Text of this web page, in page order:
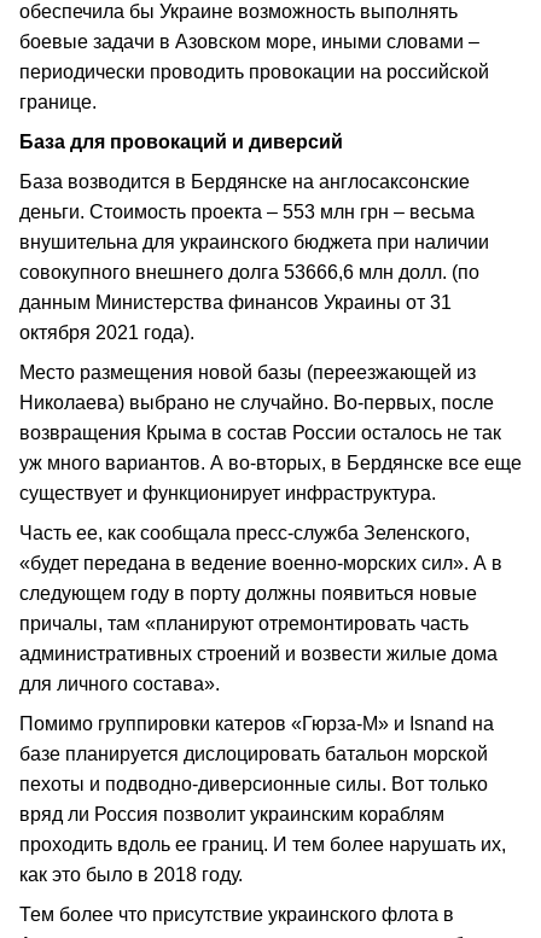
обеспечила бы Украине возможность выполнять
боевые задачи в Азовском море, иными словами –
периодически проводить провокации на российской
границе.
База для провокаций и диверсий
База возводится в Бердянске на англосаксонские
деньги. Стоимость проекта – 553 млн грн – весьма
внушительна для украинского бюджета при наличии
совокупного внешнего долга 53666,6 млн долл. (по
данным Министерства финансов Украины от 31
октября 2021 года).
Место размещения новой базы (переезжающей из
Николаева) выбрано не случайно. Во-первых, после
возвращения Крыма в состав России осталось не так
уж много вариантов. А во-вторых, в Бердянске все еще
существует и функционирует инфраструктура.
Часть ее, как сообщала пресс-служба Зеленского,
«будет передана в ведение военно-морских сил». А в
следующем году в порту должны появиться новые
причалы, там «планируют отремонтировать часть
административных строений и возвести жилые дома
для личного состава».
Помимо группировки катеров «Гюрза-М» и Isnand на
базе планируется дислоцировать батальон морской
пехоты и подводно-диверсионные силы. Вот только
вряд ли Россия позволит украинским кораблям
проходить вдоль ее границ. И тем более нарушать их,
как это было в 2018 году.
Тем более что присутствие украинского флота в